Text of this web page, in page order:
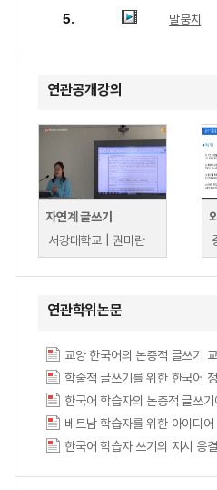
5. 말뭉치
연관공개강의
자연계 글쓰기
서강대학교 | 권미란
연관학위논문
학술적 글쓰기를 위한 한국
한국어 학습자의 논증적 글
베트남 학습자를 위한 아이디
한국어 학습자 쓰기의 지시 응